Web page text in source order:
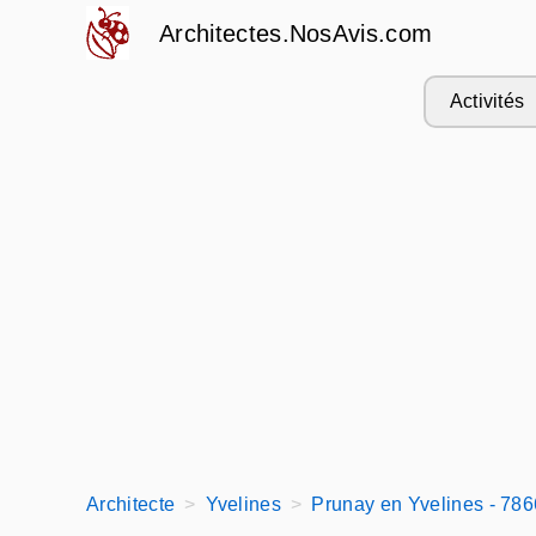
Architectes.NosAvis.com
Activités
Architecte Yvelines Prunay en Yvelines -